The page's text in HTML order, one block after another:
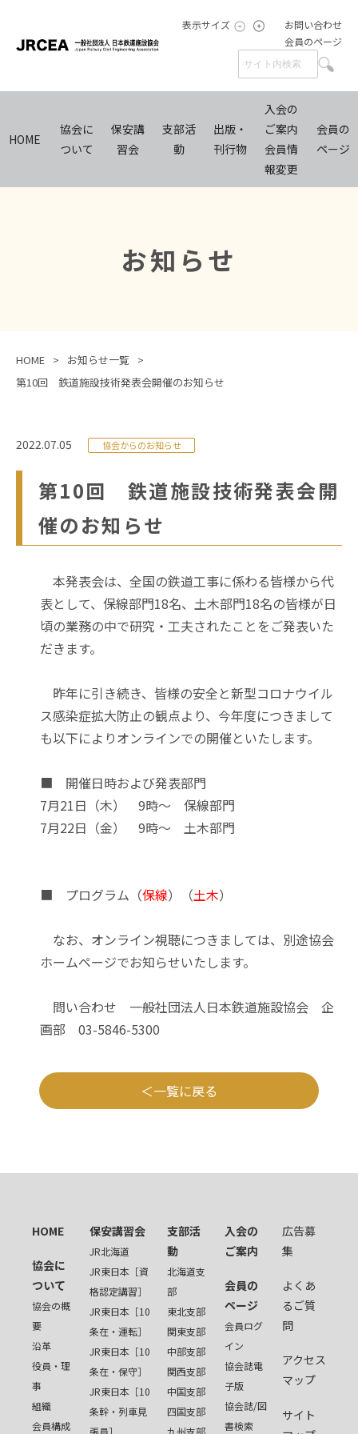
表示サイズ
お問い合わせ
会員のページ
HOME
協会に
ついて
保安講
習会
支部活
動
出版・
刊行物
入会の
ご案内
会員情
報変更
会員の
ページ
お知らせ
HOME
お知らせ一覧
第10回 鉄道施設技術発表会開催のお知らせ
2022.07.05 協会からのお知らせ
第10回 鉄道施設技術発表会開
催のお知らせ
本発表会は、全国の鉄道工事に係わる皆様から代
表として、保線部門18名、土木部門18名の皆様が日
頃の業務の中で研究・工夫されたことをご発表いた
だきます。
昨年に引き続き、皆様の安全と新型コロナウイル
ス感染症拡大防止の観点より、今年度につきまして
も以下によりオンラインでの開催といたします。
■ 開催日時および発表部門
7月21日（木） 9時～ 保線部門
7月22日（金） 9時～ 土木部門
■ プログラム（保線）（土木）
なお、オンライン視聴につきましては、別途協会
ホームページでお知らせいたします。
問い合わせ 一般社団法人日本鉄道施設協会 企
画部 03-5846-5300
一覧に戻る
HOME
協会に
ついて
協会の概
要
沿革
役員・理
事
組織
会員構成
保安講習会
JR北海道
JR東日本［資
格認定講習］
JR東日本［10
条在・運転］
JR東日本［10
条在・保守］
JR東日本［10
条幹・列車見
張員］
支部活
動
北海道支
部
東北支部
関東支部
中部支部
関西支部
中国支部
四国支部
九州支部
入会の
ご案内
会員の
ページ
会員ログ
イン
協会誌電
子版
協会誌/図
書検索
広告募
集
よくあ
るご質
問
アクセス
マップ
サイト